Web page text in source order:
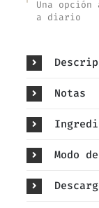
Una
a diario
Notas
Modo